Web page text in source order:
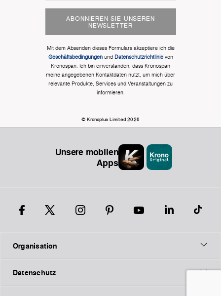
ABONNIEREN SIE UNSEREN
NEWSLETTER
Mit dem Absenden dieses Formulars akzeptiere ich die
Geschäftsbedingungenund Datenschutzrichtlinievon
Kronospan. Ich bin einverstanden, dass Kronospan
meine angegebenen Kontaktdaten nutzt, um mich über
relevante Produkte, Services und Veranstaltungen zu
informieren.
© Kronoplus Limited 2026
Unsere mobilen
Apps
Organisation
Datenschutz